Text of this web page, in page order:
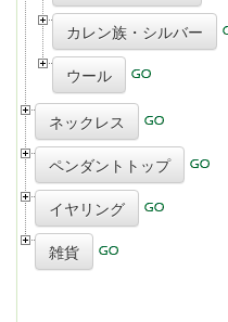
カレン族・シルバー
ウール
ネックレス
ペンダントトップ
イヤリング
雑貨